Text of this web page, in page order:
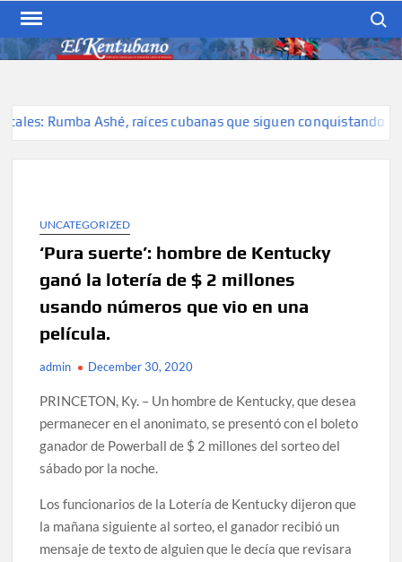
Skip
content
hispana de Kentucky
Rumba Ashé, raíces cubanas que siguen conquistando
UNCATEGORIZED
‘Pura suerte’: hombre de Kentucky
ganó la lotería de $ 2 millones
usando números que vio en una
película.
admin December 30, 2020
PRINCETON, Ky. – Un hombre de Kentucky, que desea
permanecer en el anonimato, se presentó con el boleto
ganador de Powerball de $ 2 millones del sorteo del
sábado por la noche.
Los funcionarios de la Lotería de Kentucky dijeron que
la mañana siguiente al sorteo, el ganador recibió un
mensaje de texto de alguien que le decía que revisara